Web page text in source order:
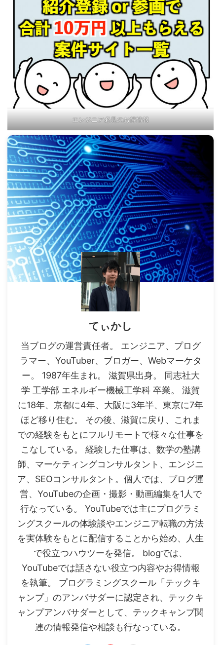
エンジニア必見のお得情報
てぃかし
当ブログの運営責任者。 エンジニア、プログ
ラマー、YouTuber、ブロガー、Webマーケタ
ー。 1987年生まれ。 滋賀県出身。 同志社大
学 工学部 エネルギー機械工学科 卒業。 滋賀
に18年、京都に4年、大阪に3年半、東京に7年
ほど移り住む。 その後、滋賀に戻り、これま
での経験をもとにフルリモートで様々な仕事を
こなしている。 経験した仕事は、数学の塾講
師、マーケティングコンサルタント、エンジニ
ア、SEOコンサルタント。個人では、ブログ運
営、YouTubeの企画・撮影・動画編集を1人で
行なっている。 YouTubeでは主にプログラミ
ングスクールの体験談やエンジニア転職の方法
を実体験をもとに配信することから始め、人生
で役立つハウツーを発信。 blogでは、
YouTubeでは話さない役立つ内容やお得情報
を執筆。 プログラミングスクール「テックキ
ャンプ」のアンバサダーに認定され、テックキ
ャンプアンバサダーとして、テックキャンプ関
連の情報発信や相談も行なっている。